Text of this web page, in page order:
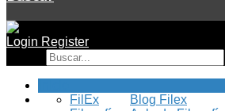
Login Register
Blog Filex
FilEx